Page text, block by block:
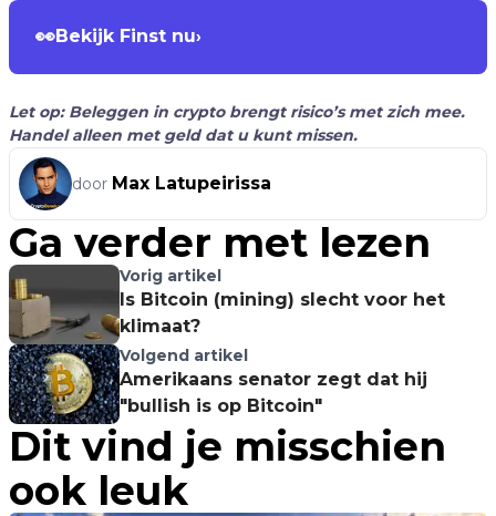
👀Bekijk Finst nu›
Let op: Beleggen in crypto brengt risico’s met zich mee.
Handel alleen met geld dat u kunt missen.
door Max Latupeirissa
Ga verder met lezen
Vorig artikel
Is Bitcoin (mining) slecht voor het
klimaat?
Volgend artikel
Amerikaans senator zegt dat hij
"bullish is op Bitcoin"
Dit vind je misschien
ook leuk